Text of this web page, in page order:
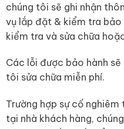
chúng tôi sẽ ghi nhận
vụ lắp đặt & kiểm tra
kiểm tra và sửa chữa
Các lỗi được bảo hành
tôi sửa chữa miễn phí.
Trường hợp sự cố
tại nhà khách hàng,